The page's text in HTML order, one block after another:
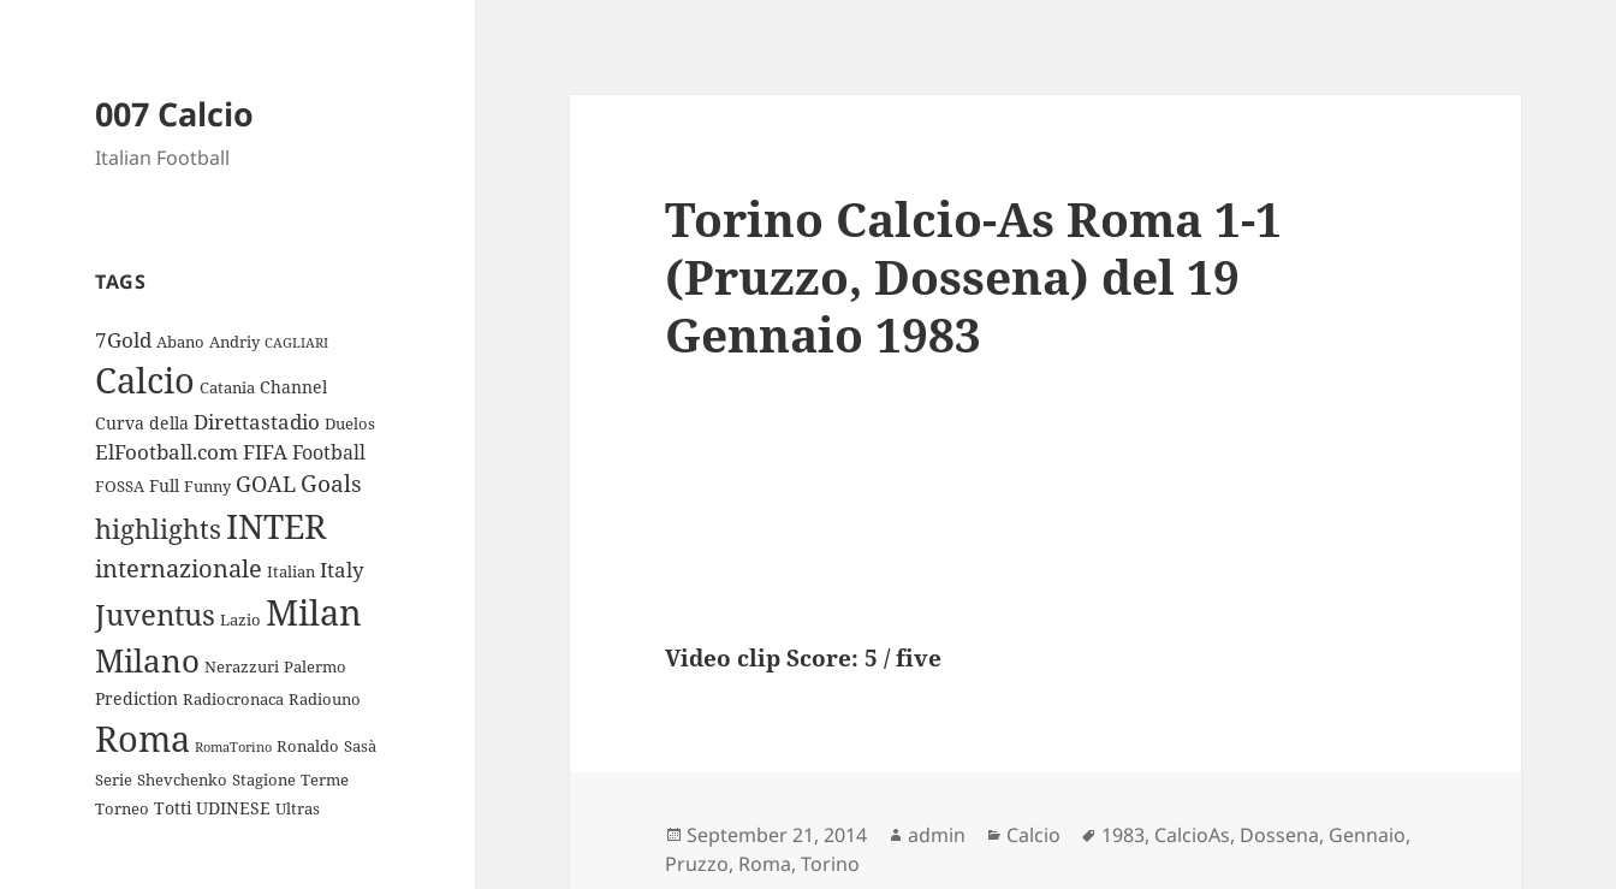
007 Calcio
Italian Football
TAGS
7Gold Abano Andriy CAGLIARI
Calcio Catania Channel
Curva della Direttastadio Duelos
ElFootball.comFIFAFootball
FOSSA Full Funny GOAL Goals
highlights INTER
internazionale Italian Italy
Juventus Lazio Milan
Milano Nerazzuri Palermo
Prediction Radiocronaca Radiouno
Roma RomaTorino Ronaldo Sasà
Serie Shevchenko Stagione Terme
Torneo Totti UDINESE Ultras
Torino Calcio-As Roma 1-1
(Pruzzo, Dossena) del 19
Gennaio 1983
Video clip Score: 5 / five
Posted
on
September 21, 2014 Author
admin Categories
Calcio Tags
1983, CalcioAs, Dossena, Gennaio,
Pruzzo, Roma,Torino